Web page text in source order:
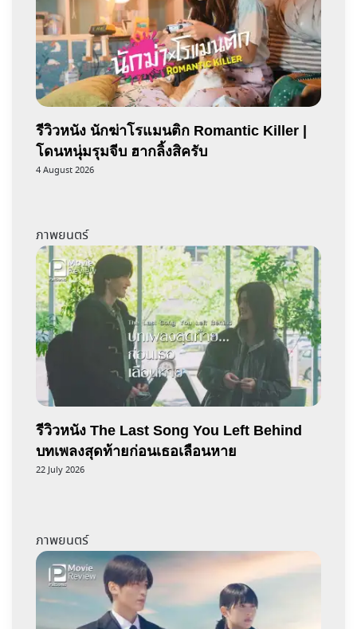
รีวิวหนัง นักฆ่าโรแมนติก Romantic Killer |
โดนหนุ่มรุมจีบ ฮากลิ้งสิครับ
4 August 2026
ภาพยนตร์
รีวิวหนัง The Last Song You Left Behind
บทเพลงสุดท้ายก่อนเธอเลือนหาย
22 July 2026
ภาพยนตร์